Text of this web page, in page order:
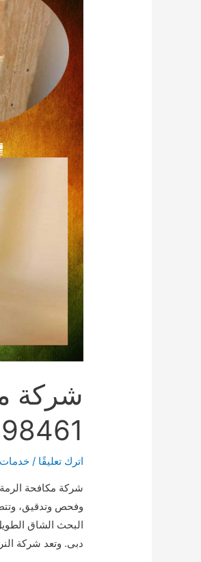
شركة
اترك تعليقًا /
شركة مكافحة
وفحص وتدقيق،
البحث الشاق
دبى. وتعد شركة